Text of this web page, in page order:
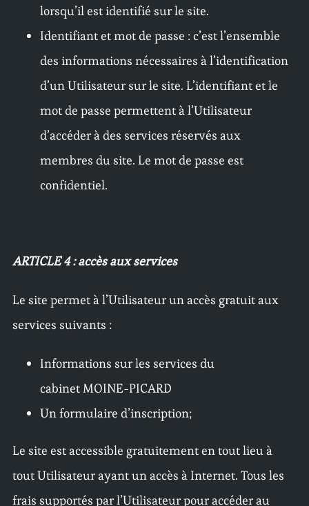
lorsqu’il est identifié sur le site.
Identifiant et mot de passe : c’est l’ensemble
des informations nécessaires à l’identification
d’un Utilisateur sur le site. L’identifiant et le
mot de passe permettent à l’Utilisateur
d’accéder à des services réservés aux
membres du site. Le mot de passe est
confidentiel.
ARTICLE 4 : accès aux services
Le site permet à l’Utilisateur un accès gratuit aux
services suivants :
Informations sur les services du
cabinet MOINE-PICARD
Un formulaire d’inscription;
Le site est accessible gratuitement en tout lieu à
tout Utilisateur ayant un accès à Internet. Tous les
frais supportés par l’Utilisateur pour accéder au